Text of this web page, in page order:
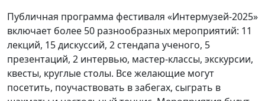
Публичная программа фестиваля «Интермузей-2025»
включает более 50 разнообразных мероприятий: 11
лекций, 15 дискуссий, 2 стендапа ученого, 5
презентаций, 2 интервью, мастер-классы, экскурсии,
квесты, круглые столы. Все желающие могут
посетить, поучаствовать в забегах, сыграть в